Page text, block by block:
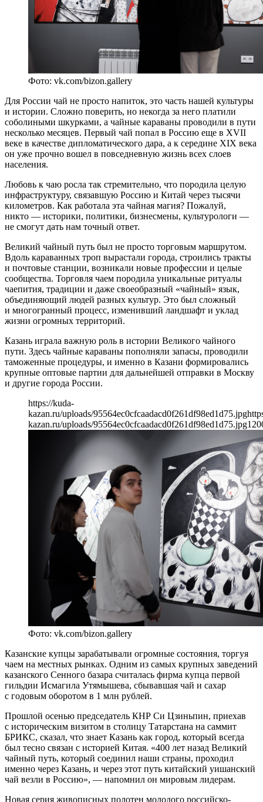
Фото: vk.com/bizon.gallery
Для России чай не просто напиток, это часть нашей культуры
и истории. Сложно поверить, но некогда за него платили
соболиными шкурками, а чайные караваны проводили в пути
несколько месяцев. Первый чай попал в Россию еще в XVII
веке в качестве дипломатического дара, а к середине XIX века
он уже прочно вошел в повседневную жизнь всех слоев
населения.
Любовь к чаю росла так стремительно, что породила целую
инфраструктуру, связавшую Россию и Китай через тысячи
километров. Как работала эта чайная магия? Пожалуй,
никто — историки, политики, бизнесмены, культурологи —
не смогут дать нам точный ответ.
Великий чайный путь был не просто торговым маршрутом.
Вдоль караванных троп вырастали города, строились тракты
и почтовые станции, возникали новые профессии и целые
сообщества. Торговля чаем породила уникальные ритуалы
чаепития, традиции и даже своеобразный «чайный» язык,
объединяющий людей разных культур. Это был сложный
и многогранный процесс, изменивший ландшафт и уклад
жизни огромных территорий.
Казань играла важную роль в истории Великого чайного
пути. Здесь чайные караваны пополняли запасы, проводили
таможенные процедуры, и именно в Казани формировались
крупные оптовые партии для дальнейшей отправки в Москву
и другие города России.
https://kuda-
kazan.ru/uploads/95564ec0cfcaadacd0f261df98ed1d75.jpg
kazan.ru/uploads/95564ec0cfcaadacd0f261df98ed1d75.jpg
Фото: vk.com/bizon.gallery
Казанские купцы зарабатывали огромные состояния, торгуя
чаем на местных рынках. Одним из самых крупных заведений
казанского Сенного базара считалась фирма купца первой
гильдии Исмагила Утямышева, сбывавшая чай и сахар
с годовым оборотом в 1 млн рублей.
Прошлой осенью председатель КНР Си Цзиньпин, приехав
с историческим визитом в столицу Татарстана на саммит
БРИКС, сказал, что знает Казань как город, который всегда
был тесно связан с историей Китая. «400 лет назад Великий
чайный путь, который соединил наши страны, проходил
именно через Казань, и через этот путь китайский уишанский
чай везли в Россию», — напомнил он мировым лидерам.
Новая серия живописных полотен молодого российско-